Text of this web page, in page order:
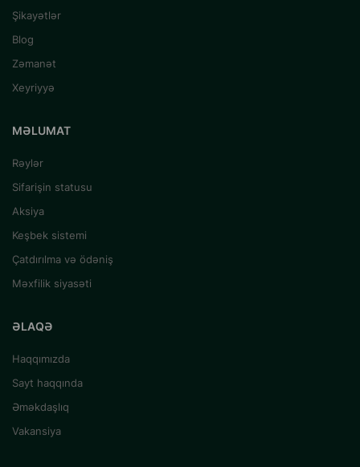
Şikayətlər
Blog
Zəmanət
Xeyriyyə
MƏLUMAT
Rəylər
Sifarişin statusu
Aksiya
Keşbek sistemi
Çatdırılma və ödəniş
Məxfilik siyasəti
ƏLAQƏ
Haqqımızda
Sayt haqqında
Əməkdaşlıq
Vakansiya